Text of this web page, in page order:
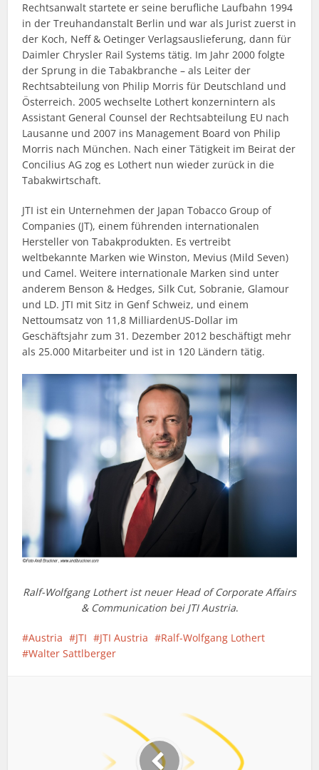
Rechtsanwalt startete er seine berufliche Laufbahn 1994
in der Treuhandanstalt Berlin und war als Jurist zuerst in
der Koch, Neff & Oetinger Verlagsauslieferung, dann für
Daimler Chrysler Rail Systems tätig. Im Jahr 2000 folgte
der Sprung in die Tabakbranche – als Leiter der
Rechtsabteilung von Philip Morris für Deutschland und
Österreich. 2005 wechselte Lothert konzernintern als
Assistant General Counsel der Rechtsabteilung EU nach
Lausanne und 2007 ins Management Board von Philip
Morris nach München. Nach einer Tätigkeit im Beirat der
Concilius AG zog es Lothert nun wieder zurück in die
Tabakwirtschaft.
JTI ist ein Unternehmen der Japan Tobacco Group of
Companies (JT), einem führenden internationalen
Hersteller von Tabakprodukten. Es vertreibt
weltbekannte Marken wie Winston, Mevius (Mild Seven)
und Camel. Weitere internationale Marken sind unter
anderem Benson & Hedges, Silk Cut, Sobranie, Glamour
und LD. JTI mit Sitz in Genf Schweiz, und einem
Nettoumsatz von 11,8 MilliardenUS-Dollar im
Geschäftsjahr zum 31. Dezember 2012 beschäftigt mehr
als 25.000 Mitarbeiter und ist in 120 Ländern tätig.
Ralf-Wolfgang Lothert ist neuer Head of Corporate Affairs
& Communication bei JTI Austria.
Austria JTI JTI Austria
Ralf-Wolfgang Lothert
Walter Sattlberger